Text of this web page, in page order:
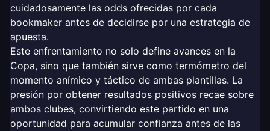
cuidadosamente las odds ofrecidas por cada
bookmaker antes de decidirse por una estrategia de
apuesta.
Este enfrentamiento no solo define avances en la
Copa, sino que también sirve como termómetro del
momento anímico y táctico de ambas plantillas. La
presión por obtener resultados positivos recae sobre
ambos clubes, convirtiendo este partido en una
oportunidad para acumular confianza antes de las